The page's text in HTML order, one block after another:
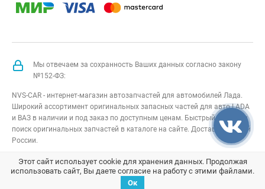
Мы отвечаем за сохранность Ваших данных согласно закону
№152-ФЗ:
NVS-CAR - интернет-магазин автозапчастей для автомобилей Лада.
Широкий ассортимент оригинальных запасных частей для авто LADA
и ВАЗ в наличии и под заказ по доступным ценам. Быстрый подбор и
поиск оригинальных запчастей в каталоге на сайте. Доставка по всей
России.
NVS-CAR© 2014 –2026Все права защищеныкарта сайта;
Договор оферта; Политика конфиденциальности
Этот сайт использует cookie для хранения данных. Продолжая
использовать сайт, Вы даете согласие на работу с этими файлами.
Ок